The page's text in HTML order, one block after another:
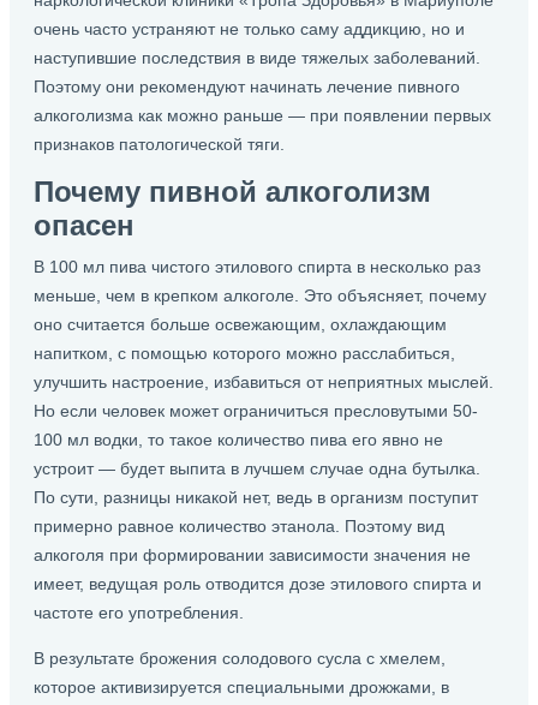
очень часто устраняют не только саму аддикцию, но и
наступившие последствия в виде тяжелых заболеваний.
Поэтому они рекомендуют начинать лечение пивного
алкоголизма как можно раньше — при появлении первых
признаков патологической тяги.
Почему пивной алкоголизм
опасен
В 100 мл пива чистого этилового спирта в несколько раз
меньше, чем в крепком алкоголе. Это объясняет, почему
оно считается больше освежающим, охлаждающим
напитком, с помощью которого можно расслабиться,
улучшить настроение, избавиться от неприятных мыслей.
Но если человек может ограничиться пресловутыми 50-
100 мл водки, то такое количество пива его явно не
устроит — будет выпита в лучшем случае одна бутылка.
По сути, разницы никакой нет, ведь в организм поступит
примерно равное количество этанола. Поэтому вид
алкоголя при формировании зависимости значения не
имеет, ведущая роль отводится дозе этилового спирта и
частоте его употребления.
В результате брожения солодового сусла с хмелем,
которое активизируется специальными дрожжами, в